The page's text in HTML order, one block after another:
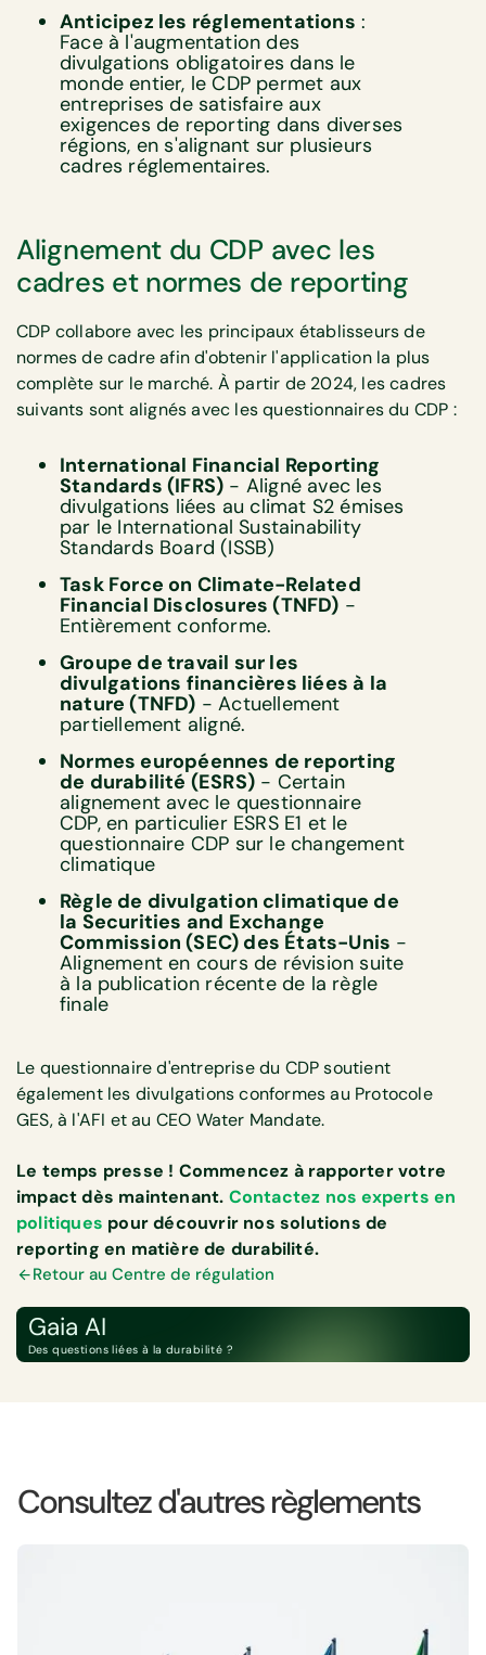
Retour au Centre de régulation
Gaia AI
Des questions liées à la durabilité ?
Anticipez les réglementations :
Face à l'augmentation des
divulgations obligatoires dans le
monde entier, le CDP permet aux
entreprises de satisfaire aux
exigences de reporting dans diverses
régions, en s'alignant sur plusieurs
cadres réglementaires.
Alignement du CDP avec les
cadres et normes de reporting
CDP collabore avec les principaux établisseurs de
normes de cadre afin d'obtenir l'application la plus
complète sur le marché. À partir de 2024, les cadres
suivants sont alignés avec les questionnaires du CDP :
International Financial Reporting
Standards (IFRS) - Aligné avec les
divulgations liées au climat S2 émises
par le International Sustainability
Standards Board (ISSB)
Task Force on Climate-Related
Financial Disclosures (TNFD) -
Entièrement conforme.
Groupe de travail sur les
divulgations financières liées à la
nature (TNFD) - Actuellement
partiellement aligné.
Normes européennes de reporting
de durabilité (ESRS) - Certain
alignement avec le questionnaire
CDP, en particulier ESRS E1 et le
questionnaire CDP sur le changement
climatique
Règle de divulgation climatique de
la Securities and Exchange
Commission (SEC) des États-Unis -
Alignement en cours de révision suite
à la publication récente de la règle
finale
Le questionnaire d'entreprise du CDP soutient
également les divulgations conformes au Protocole
GES, à l'AFI et au CEO Water Mandate.
Le temps presse ! Commencez à rapporter votre
impact dès maintenant. Contactez nos experts en
politiques pour découvrir nos solutions de
reporting en matière de durabilité.
Consultez d'autres règlements